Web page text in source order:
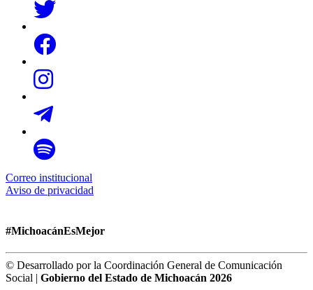
Correo institucional
Aviso de privacidad
#MichoacánEsMejor
© Desarrollado por la Coordinación General de Comunicación
Social | Gobierno del Estado de Michoacán 2026